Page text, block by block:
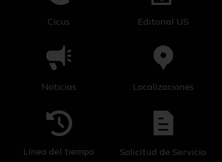
Cicus Editorial US
Noticias Localizaciones
Línea del tiempo Solicitud de Servicio